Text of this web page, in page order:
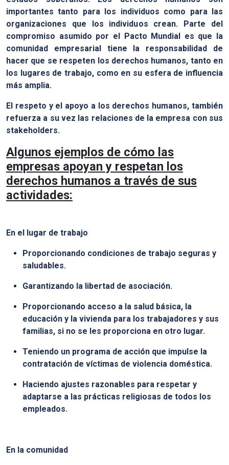
importantes tanto para los individuos como para las
organizaciones que los individuos crean. Parte del
compromiso asumido por el Pacto Mundial es que la
comunidad empresarial tiene la responsabilidad de
hacer que se respeten los derechos humanos, tanto en
los lugares de trabajo, como en su esfera de influencia
más amplia.
El respeto y el apoyo a los derechos humanos, también
refuerza a su vez las relaciones de la empresa con sus
stakeholders.
Algunos ejemplos de cómo las
empresas apoyan y respetan los
derechos humanos a través de sus
actividades:
En el lugar de trabajo
Proporcionando condiciones de trabajo seguras y
saludables.
Garantizando la libertad de asociación.
Proporcionando acceso a la salud básica, la
educación y la vivienda para los trabajadores y sus
familias, si no se les proporciona en otro lugar.
Teniendo un programa de acción que impulse la
contratación de víctimas de violencia doméstica.
Haciendo ajustes razonables para respetar y
adaptarse a las prácticas religiosas de todos los
empleados.
En la comunidad